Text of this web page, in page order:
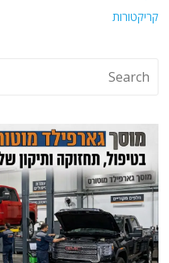
קריקטורות